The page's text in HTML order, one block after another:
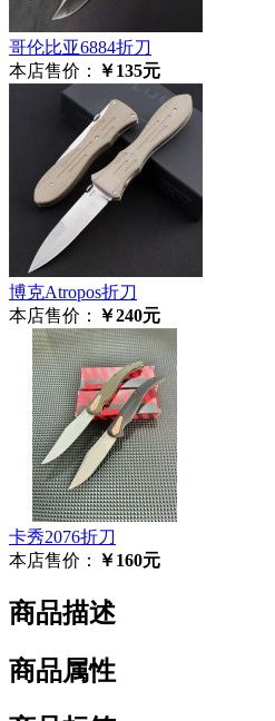
哥伦比亚6884折刀
本店售价： ￥135元
博克Atropos折刀
本店售价： ￥240元
卡秀2076折刀
本店售价： ￥160元
商品描述
商品属性